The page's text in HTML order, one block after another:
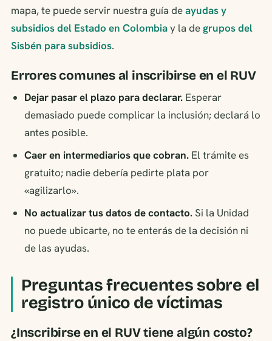
mapa, te puede servir nuestra guía deayudas y
subsidios del Estado en Colombiay la degrupos del
Sisbén para subsidios.
Errores comunes al inscribirse en el RUV
Dejar pasar el plazo para declarar. Esperar
demasiado puede complicar la inclusión; declará lo
antes posible.
Caer en intermediarios que cobran. El trámite es
gratuito; nadie debería pedirte plata por
«agilizarlo».
No actualizar tus datos de contacto.Si la Unidad
no puede ubicarte, no te enterás de la decisión ni
de las ayudas.
Preguntas frecuentes sobre el
registro único de víctimas
¿Inscribirse en el RUV tiene algún costo?